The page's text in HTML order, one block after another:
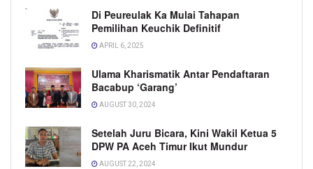
Di Peureulak Ka Mulai Tahapan
Pemilihan Keuchik Definitif
APRIL 6, 2025
Ulama Kharismatik Antar Pendaftaran
Bacabup ‘Garang’
AUGUST 30, 2024
Setelah Juru Bicara, Kini Wakil Ketua 5
DPW PA Aceh Timur Ikut Mundur
AUGUST 22, 2024